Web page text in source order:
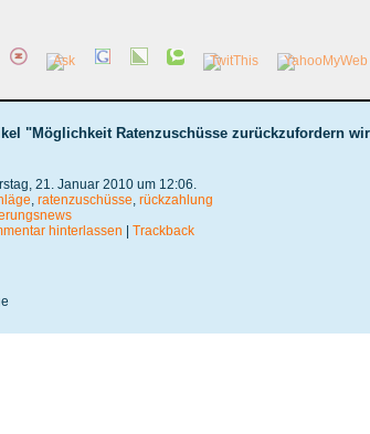
"Möglichkeit Ratenzuschüsse zurückzufordern
21. Januar 2010 um 12:06.
, ratenzuschüsse, rückzahlung
hinterlassen Trackback